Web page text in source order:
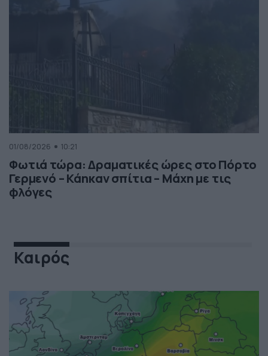
01/08/2026 10:21
Φωτιά τώρα: Δραματικές ώρες στο Πόρτο
Γερμενό – Κάηκαν σπίτια – Μάχη με τις
φλόγες
Καιρός